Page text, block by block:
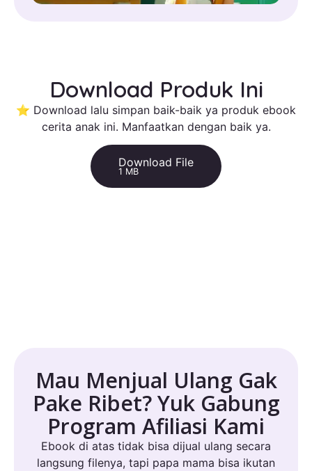
Download Produk Ini
⭐ Download lalu simpan baik-baik ya produk ebook
cerita anak ini. Manfaatkan dengan baik ya.
Download File
1 MB
Mau Menjual Ulang Gak
Pake Ribet? Yuk Gabung
Program Afiliasi Kami
Ebook di atas tidak bisa dijual ulang secara
langsung filenya, tapi papa mama bisa ikutan